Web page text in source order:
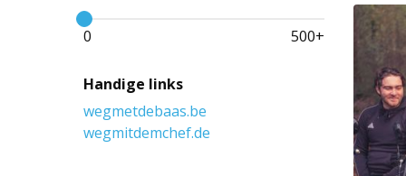
0 500+
Handige links
wegmetdebaas.be
wegmitdemchef.de